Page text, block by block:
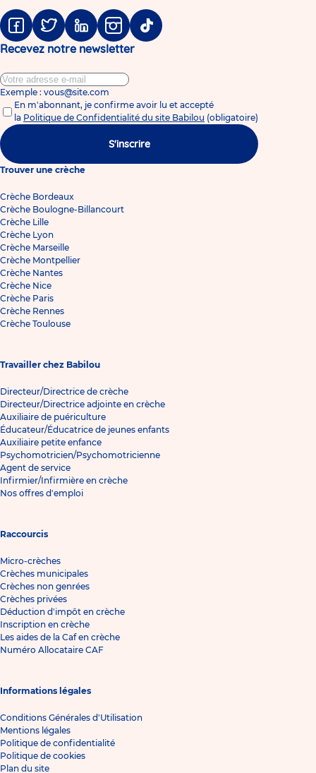
FacebookTwitter LinkedinInstagramTiktok
Recevez notre newsletter
Exemple : vous@site.com
En m'abonnant, je confirme avoir lu et accepté
la Politique de Confidentialité du site Babilou (obligatoire)
S'inscrire
Trouver une crèche
Crèche Bordeaux
Crèche Boulogne-Billancourt
Crèche Lille
Crèche Lyon
Crèche Marseille
Crèche Montpellier
Crèche Nantes
Crèche Nice
Crèche Paris
Crèche Rennes
Crèche Toulouse
Travailler chez Babilou
Directeur/Directrice de crèche
Directeur/Directrice adjointe en crèche
Auxiliaire de puériculture
Éducateur/Éducatrice de jeunes enfants
Auxiliaire petite enfance
Psychomotricien/Psychomotricienne
Agent de service
Infirmier/Infirmière en crèche
Nos offres d'emploi
Raccourcis
Micro-crèches
Crèches municipales
Crèches non genrées
Crèches privées
Déduction d'impôt en crèche
Inscription en crèche
Les aides de la Caf en crèche
Numéro Allocataire CAF
Informations légales
Conditions Générales d'Utilisation
Mentions légales
Politique de confidentialité
Politique de cookies
Plan du site